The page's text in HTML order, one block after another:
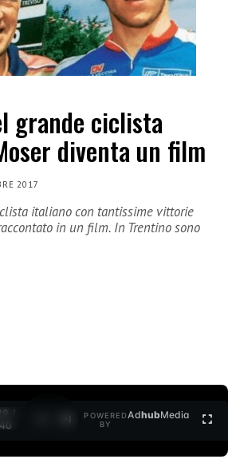
grande ciclista
diventa un film
2017
italiano con tantissime vittorie
in un film. In Trentino sono
/
POWERED
BY
AdhubMedia